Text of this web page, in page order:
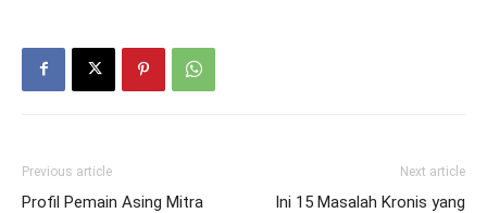
Previous article
Profil Pemain Asing Mitra
Next article
Ini 15 Masalah Kronis yang